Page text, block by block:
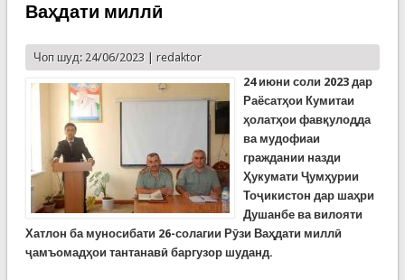
Ваҳдати миллӣ
Чоп шуд: 24/06/2023 | redaktor
24 июни соли 2023 дар
Раёсатҳои Кумитаи
ҳолатҳои фавқулодда
ва мудофиаи
граждании назди
Ҳукумати Ҷумҳурии
Тоҷикистон дар шаҳри
Душанбе ва вилояти
Хатлон ба муносибати 26-солагии Рӯзи Ваҳдати миллӣ
ҷамъомадҳои тантанавӣ баргузор шуданд.